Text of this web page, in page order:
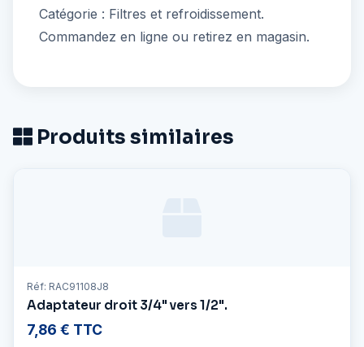
Catégorie : Filtres et refroidissement.
Commandez en ligne ou retirez en magasin.
Produits similaires
Réf: RAC91108J8
Adaptateur droit 3/4" vers 1/2".
7,86 € TTC